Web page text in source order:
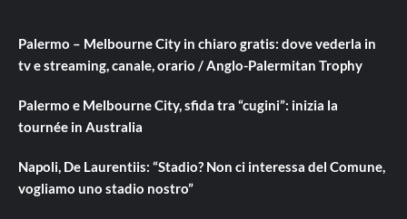
Palermo – Melbourne City in chiaro gratis: dove vederla in
tv e streaming, canale, orario / Anglo-Palermitan Trophy
Palermo e Melbourne City, sfida tra “cugini”: inizia la
tournée in Australia
Napoli, De Laurentiis: “Stadio? Non ci interessa del Comune,
vogliamo uno stadio nostro”